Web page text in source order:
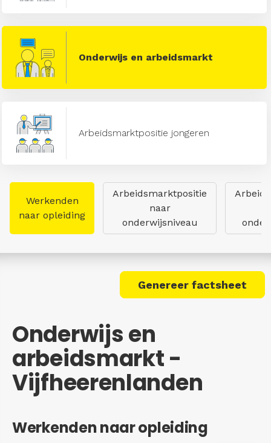
Onderwijs en arbeidsmarkt
Arbeidsmarktpositie jongeren
Werkenden
naar opleiding
Arbeidsmarktpositie
naar
onderwijsniveau
Genereer factsheet
Onderwijs en
arbeidsmarkt -
Vijfheerenlanden
Werkenden naar opleiding